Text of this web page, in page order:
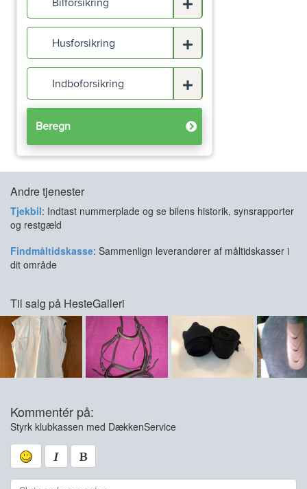
Andre tjenester
Tjekbil: Indtast nummerplade og se bilens historik, synsrapporter
og restgæld
Findmåltidskasse: Sammenlign leverandører af måltidskasser i
dit område
Til salg på HesteGalleri
Kommentér på:
Styrk klubkassen med DækkenService